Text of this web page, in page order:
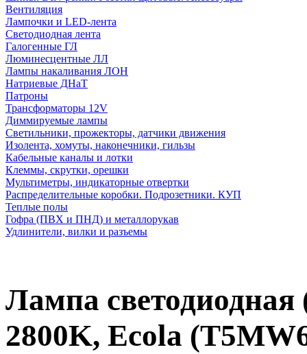
Вентиляция
Лампочки и LED-лента
Светодиодная лента
Галогенные ГЛ
Люминесцентные ЛЛ
Лампы накаливания ЛОН
Натриевые ДНаТ
Патроны
Трансформаторы 12V
Диммируемые лампы
Светильники, прожекторы, датчики движения
Изолента, хомуты, наконечники, гильзы
Кабельные каналы и лотки
Клеммы, скрутки, орешки
Мультиметры, индикаторные отвертки
Распределительные коробки. Подрозетники. КУП
Теплые полы
Гофра (ПВХ и ПНД) и металлорукав
Удлинители, вилки и разъемы
Лампа
2800K, Ecola